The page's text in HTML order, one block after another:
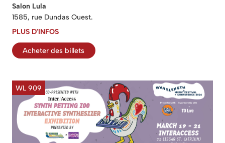
Salon Lula
1585, rue Dundas Ouest.
PLUS D'INFOS
Acheter des billets
WL 909